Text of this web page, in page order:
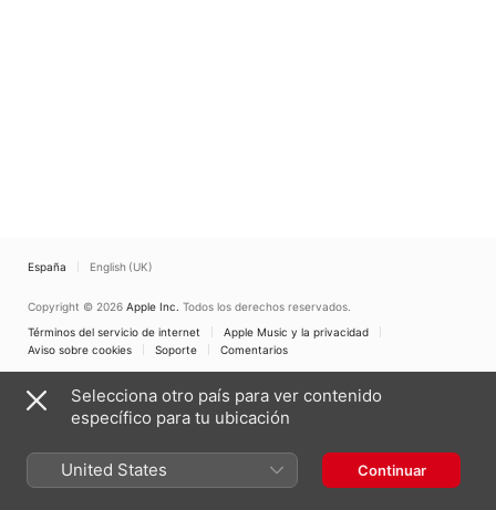
España English (UK)
Copyright © 2026 Apple Inc. Todos los derechos reservados.
Términos del servicio de internet
Apple Music y la privacidad
Aviso sobre cookies
Soporte Comentarios
Selecciona otro país para ver contenido
específico para tu ubicación
United States Continuar